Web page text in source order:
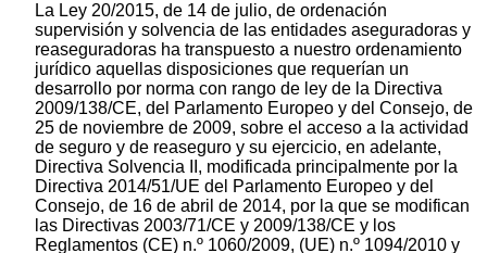
La Ley 20/2015, de 14 de julio, de ordenación
supervisión y solvencia de las entidades aseguradoras y
reaseguradoras ha transpuesto a nuestro ordenamiento
jurídico aquellas disposiciones que requerían un
desarrollo por norma con rango de ley de la Directiva
2009/138/CE, del Parlamento Europeo y del Consejo, de
25 de noviembre de 2009, sobre el acceso a la actividad
de seguro y de reaseguro y su ejercicio, en adelante,
Directiva Solvencia II, modificada principalmente por la
Directiva 2014/51/UE del Parlamento Europeo y del
Consejo, de 16 de abril de 2014, por la que se modifican
las Directivas 2003/71/CE y 2009/138/CE y los
Reglamentos (CE) n.º 1060/2009, (UE) n.º 1094/2010 y